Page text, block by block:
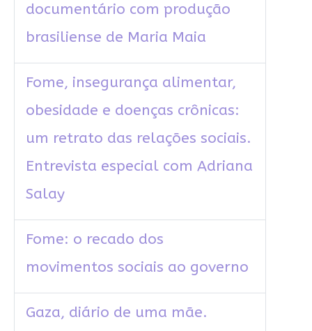
documentário com produção
brasiliense de Maria Maia
Fome, insegurança alimentar,
obesidade e doenças crônicas:
um retrato das relações sociais.
Entrevista especial com Adriana
Salay
Fome: o recado dos
movimentos sociais ao governo
Gaza, diário de uma mãe.